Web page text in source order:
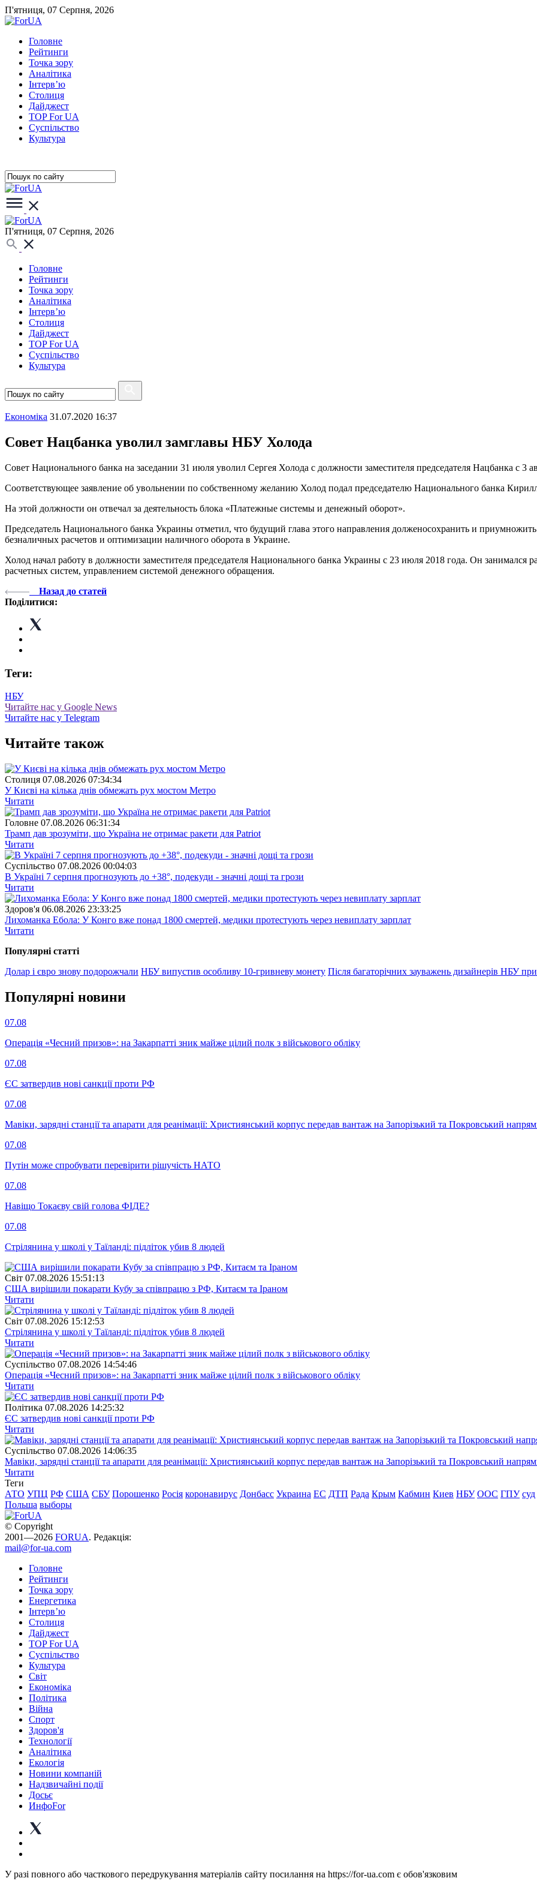
П'ятниця, 07 Серпня, 2026
Головне
Рейтинги
Точка зору
Аналітика
Інтерв’ю
Столиця
Дайджест
TOP For UA
Суспiльство
Культура
П'ятниця, 07 Серпня, 2026
Головне
Рейтинги
Точка зору
Аналітика
Інтерв’ю
Столиця
Дайджест
TOP For UA
Суспiльство
Культура
Економіка 31.07.2020 16:37
Совет Нацбанка уволил замглавы НБУ Холода
Совет Национального банка на заседании 31 июля уволил Сергея Холода с должности заместителя председателя Нацбанка с 3
Соответствующее заявление об увольнении по собственному желанию Холод подал председателю Национального банка
На этой должности он отвечал за деятельность блока «Платежные системы и денежный оборот».
Председатель Национального банка Украины отметил, что будущий глава этого направления долженосохранить и
безналичных расчетов и оптимизации наличного оборота в Украине.
Холод начал работу в должности заместителя председателя Национального банка Украины с 23 июля 2018 года. Он занимался
расчетных систем, управлением системой денежного обращения.
Назад до статей
Поділитися:
Теги:
НБУ
Читайте нас у Google News
Читайте нас у Telegram
Читайте також
Столиця 07.08.2026 07:34:34
У Києві на кілька днів обмежать рух мостом Метро
Читати
Головне 07.08.2026 06:31:34
Трамп дав зрозуміти, що Україна не отримає ракети для Patriot
Читати
Суспiльство 07.08.2026 00:04:03
В Україні 7 серпня прогнозують до +38°, подекуди - значні дощі та грози
Читати
Здоров'я 06.08.2026 23:33:25
Лихоманка Ебола: У Конго вже понад 1800 смертей, медики протестують через невиплату зарплат
Читати
Популярнi статтi
Долар і євро знову подорожчали НБУ випустив особливу 10-гривневу монету Після багаторічних зауважень дизайнерів НБУ
Популярнi новини
07.08
Операція «Чесний призов»: на Закарпатті зник майже цілий полк з військового обліку
07.08
ЄС затвердив нові санкції проти РФ
07.08
Мавіки, зарядні станції та апарати для реанімації: Християнський корпус передав вантаж на Запорізький та Покровський
07.08
Путін може спробувати перевірити рішучість НАТО
07.08
Навіщо Токаєву свій голова ФІДЕ?
07.08
Стрілянина у школі у Таїланді: підліток убив 8 людей
Свiт 07.08.2026 15:51:13
США вирішили покарати Кубу за співпрацю з РФ, Китаєм та Іраном
Читати
Свiт 07.08.2026 15:12:53
Стрілянина у школі у Таїланді: підліток убив 8 людей
Читати
Суспiльство 07.08.2026 14:54:46
Операція «Чесний призов»: на Закарпатті зник майже цілий полк з військового обліку
Читати
Полiтика 07.08.2026 14:25:32
ЄС затвердив нові санкції проти РФ
Читати
Суспiльство 07.08.2026 14:06:35
Мавіки, зарядні станції та апарати для реанімації: Християнський корпус передав вантаж на Запорізький та Покровський
Читати
Теги
АТО УПЦ РФ США СБУ Порошенко Росія коронавирус Донбасс Украина ЕС ДТП Рада Крым Кабмин Киев НБУ ООС ГПУ суд
Польша выборы
© Copyright
2001—2026 FORUA. Редакція:
mail@for-ua.com
Головне
Рейтинги
Точка зору
Енергетика
Інтерв’ю
Столиця
Дайджест
TOP For UA
Суспiльство
Культура
Світ
Економіка
Політика
Війна
Спорт
Здоров'я
Технології
Аналітика
Екологія
Новини компаній
Надзвичайні події
Досьє
ИнфоFor
У разі повного або часткового передрукування матеріалів сайту посилання на https://for-ua.com є обов'язковим